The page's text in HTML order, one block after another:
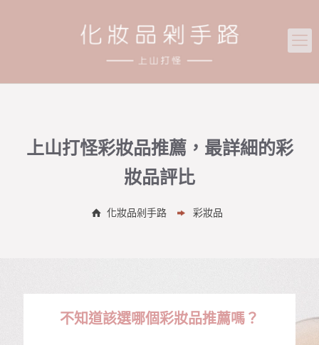
上山打怪彩妝品推薦，最詳細的彩
妝品評比
化妝品剁手路 彩妝品
不知道該選哪個彩妝品推薦嗎？